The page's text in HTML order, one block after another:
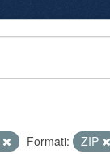
Formati: ZIP